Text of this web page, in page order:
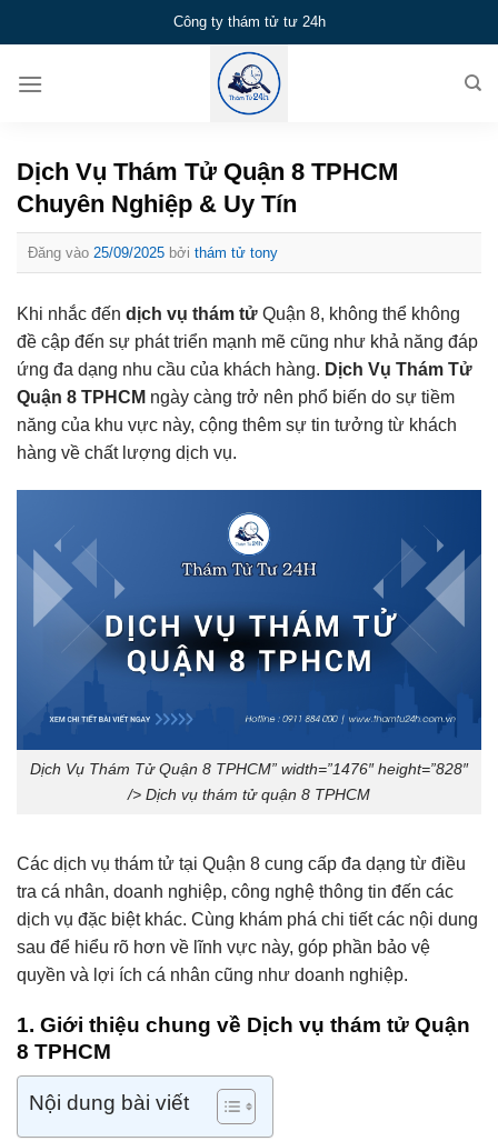
qua
dung
Công ty thám tử tư 24h
Dịch Vụ Thám Tử Quận 8 TPHCM
Chuyên Nghiệp & Uy Tín
Đăng vào 25/09/2025 bởi thám tử tony
Khi nhắc đến dịch vụ thám tử Quận 8, không thể không
đề cập đến sự phát triển mạnh mẽ cũng như khả năng đáp
ứng đa dạng nhu cầu của khách hàng. Dịch Vụ Thám Tử
Quận 8 TPHCM ngày càng trở nên phổ biến do sự tiềm
năng của khu vực này, cộng thêm sự tin tưởng từ khách
hàng về chất lượng dịch vụ.
Dịch Vụ Thám Tử Quận 8 TPHCM” width=”1476″ height=”828″
/> Dịch vụ thám tử quận 8 TPHCM
Các dịch vụ thám tử tại Quận 8 cung cấp đa dạng từ điều
tra cá nhân, doanh nghiệp, công nghệ thông tin đến các
dịch vụ đặc biệt khác. Cùng khám phá chi tiết các nội dung
sau để hiểu rõ hơn về lĩnh vực này, góp phần bảo vệ
quyền và lợi ích cá nhân cũng như doanh nghiệp.
1. Giới thiệu chung về Dịch vụ thám tử Quận
8 TPHCM
Nội dung bài viết